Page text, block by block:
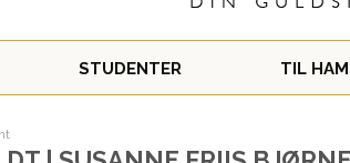
STUDENTER TIL HAM